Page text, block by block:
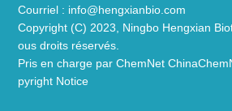
Courriel : info@hengxianbio.com
Copyright (C) 2023, Ningbo Hengxian
ous droits réservés.
Pris en charge par ChemNet
pyright Notice